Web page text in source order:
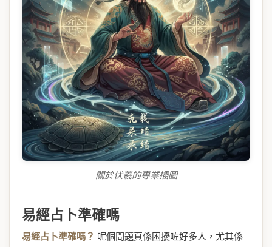
關於伏羲的專業插圖
易經占卜準確嗎
易經占卜準確嗎？ 呢個問題真係困擾咗好多人，尤其係